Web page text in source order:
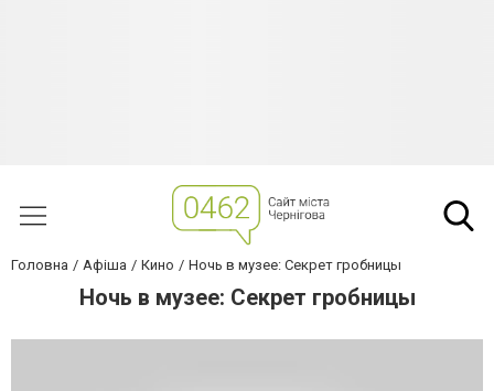
Головна Афіша Кино Ночь в музее: Секрет гробницы
Ночь в музее: Секрет гробницы